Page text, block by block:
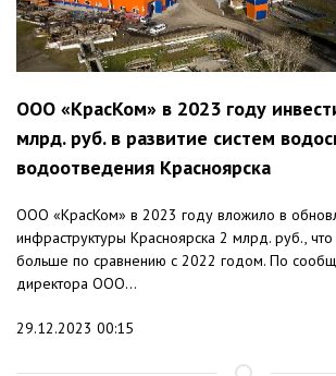
ООО «КрасКом» в 2023 году
млрд. руб. в развитие систем
водоотведения Красноярска
ООО «КрасКом» в 2023 году вложило в
инфраструктуры Красноярска 2 млрд. руб.,
больше по сравнению с 2022 годом. По
директора ООО...
29.12.2023 00:15